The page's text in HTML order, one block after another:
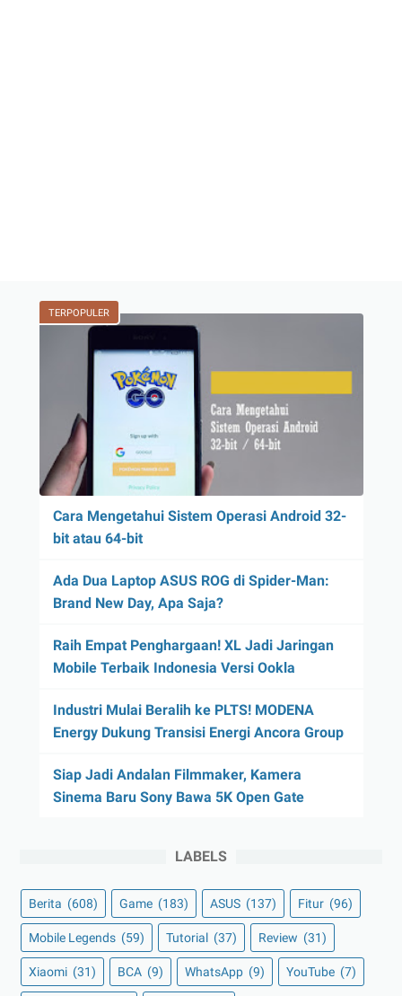
TERPOPULER
Cara Mengetahui Sistem Operasi Android 32-
bit atau 64-bit
Ada Dua Laptop ASUS ROG di Spider-Man:
Brand New Day, Apa Saja?
Raih Empat Penghargaan! XL Jadi Jaringan
Mobile Terbaik Indonesia Versi Ookla
Industri Mulai Beralih ke PLTS! MODENA
Energy Dukung Transisi Energi Ancora Group
Siap Jadi Andalan Filmmaker, Kamera
Sinema Baru Sony Bawa 5K Open Gate
LABELS
Berita (608) Game (183) ASUS (137) Fitur (96)
Mobile Legends (59) Tutorial (37) Review (31)
Xiaomi (31) BCA (9) WhatsApp (9) YouTube (7)